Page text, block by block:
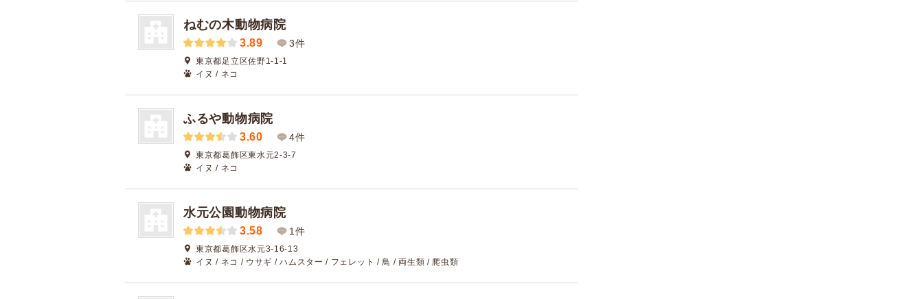
ねむの木動物病院
3.89 3件
東京都足立区佐野1-1-1
イヌ / ネコ
ふるや動物病院
3.60 4件
東京都葛飾区東水元2-3-7
イヌ / ネコ
水元公園動物病院
3.58 1件
東京都葛飾区水元3-16-13
イヌ / ネコ / ウサギ / ハムスター / フェレット / 鳥 / 両生類 / 爬虫類